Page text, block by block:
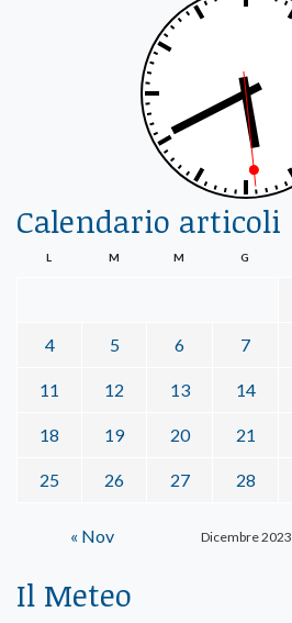
Calendario articoli
Dicembre 2023
L M M G
4 5 6 7
11 12 13 14
18 19 20 21
25 26 27 28
« Nov
Il Meteo